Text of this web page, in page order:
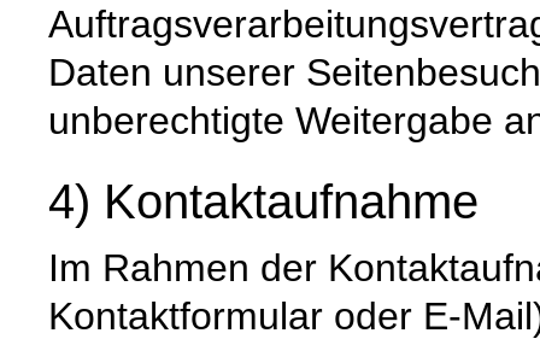
Daten unserer
unberechtigte Weitergabe
4) Kontaktaufnahme
Im Rahmen der
Kontaktformular oder E-